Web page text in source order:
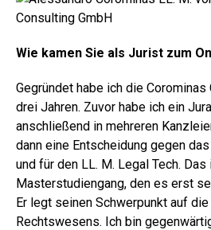
Wie kamen Sie als Jurist zum
Gegründet habe ich die
drei Jahren. Zuvor habe ich ein
anschließend in mehreren
dann eine Entscheidung gegen
und für den LL. M. Legal Tech.
Masterstudiengang, den es erst
Er legt seinen Schwerpunkt auf
Rechtswesens. Ich bin